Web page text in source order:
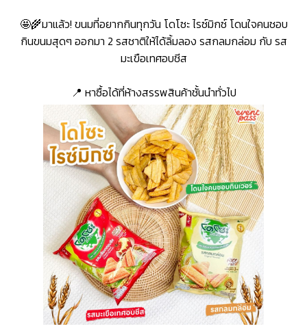
🤩🌾มาแล้ว! ขนมที่อยากกินทุกวัน โดโซะ ไรซ์มิกซ์ โดนใจคนชอบ
กินขนมสุดๆ ออกมา 2 รสชาติให้ได้ลิ้มลอง รสกลมกล่อม กับ รส
มะเขือเทศอบชีส
📍 หาซื้อได้ที่ห้างสรรพสินค้าชั้นนำทั่วไป